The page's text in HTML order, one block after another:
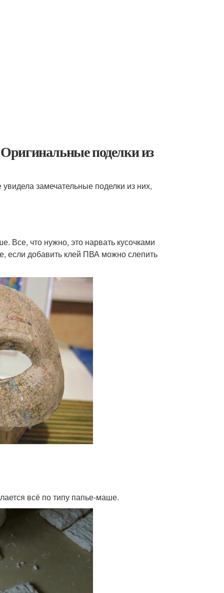
поделки из
замечательные поделки из них,
Все, что нужно, это нарвать кусочками
если добавить клей ПВА можно слепить
всё по типу папье-маше.